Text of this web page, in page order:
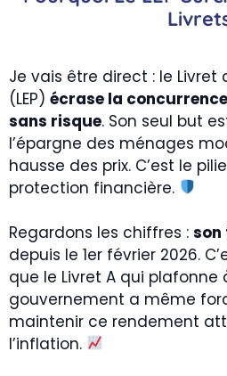
Je vais être direct : le Livret
(LEP) écrase la
sans risque. Son seul but
l’épargne des ménages
hausse des prix. C’est le
protection financière.
Regardons les chiffres : son
depuis le 1er février 2026.
que le Livret A qui plafonne à
gouvernement a même
maintenir ce rendement
l’inflation.